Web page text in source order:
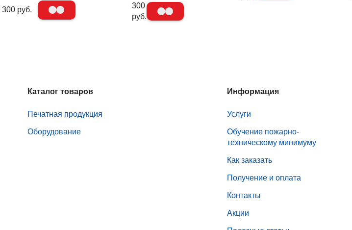
300 руб.
300
руб.
Каталог товаров
Печатная продукция
Оборудование
Информация
Услуги
Обучение пожарно-
техническому минимуму
Как заказать
Получение и оплата
Контакты
Акции